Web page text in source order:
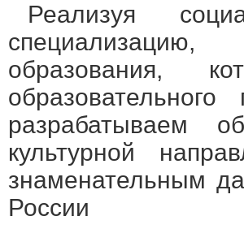
Реализуя
образования,
разрабатываем
культурной
знаменательным
России